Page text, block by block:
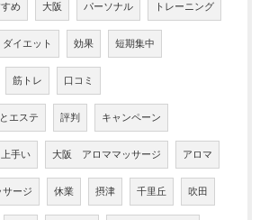
め 大阪 パーソナル トレーニング
ダイエット 効果 短期集中
筋トレ 口コミ
エステ 評判 キャンペーン
上手い 大阪 アロママッサージ アロマ
サージ 休業 摂津 千里丘 吹田